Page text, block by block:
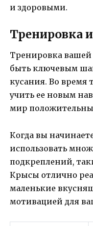
и здоровыми.
Тренировка
Тренировка
быть ключевым
кусания. Во время
учить ее новым
мир
Когда вы
использовать
подкреплений,
Крысы отлично
маленькие
мотивацией для